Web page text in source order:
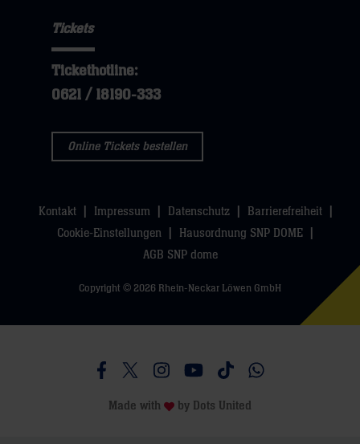
Tickets
Tickethotline:
0621 / 18190-333
Online Tickets bestellen
Kontakt Impressum Datenschutz
Barrierefreiheit
Cookie-Einstellungen
Hausordnung SNP DOME
AGB SNP dome
Copyright © 2026 Rhein-Neckar Löwen GmbH
Besucht uns auf Facebook
Besucht uns auf Twitter
Besucht uns auf Instagram
Besucht uns auf Youtube
Besucht uns auf
Besucht uns auf
Made with by Dots United